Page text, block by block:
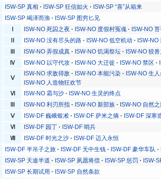
ISW-SP 真相 ISW-SP 狂信如火
ISW-SP “喜”从箱来
ISW-SP 竭泽而渔 ISW-SP 图穷匕见
ISW-NO 死囚之夜 ISW-NO 度假村冤魂 ISW-NO
ISW-NO 没有尽头的路 ISW-NO 低空机动 ISW-NO
ISW-NO 弄假成真 ISW-NO 饥渴祭坛 ISW-NO 狡
Ⅳ
ISW-NO 以守代攻 ISW-NO 大迁徙 ISW-NO 禁区
Ⅴ
ISW-NO 求敌得敌 ISW-NO 本能污染 ISW-NO 生
ISW-NO 人造物狂欢节
Ⅵ
ISW-NO 霜与沙 ISW-NO 生灵的终点
ISW-NO 利刃所指 ISW-NO 新部族 ISW-NO 自然
Ⅴ
ISW-DF 巍峨银凇 ISW-DF 萨米之熵 ISW-DF 深寒
Ⅵ
ISW-DF 园丁
ISW-DF 哨兵
Ⅶ
ISW-DF 时光之沙
ISW-DF 迈入永恒
ISW-DF 半吊子之旅 ISW-DF 无中生钱 ISW-DF 豪华车队
ISW-SP 天途半道 ISW-SP 夙愿将偿 ISW-SP 惩罚 ISW-
ISW-SP 长期试用 ISW-SP 自然条款